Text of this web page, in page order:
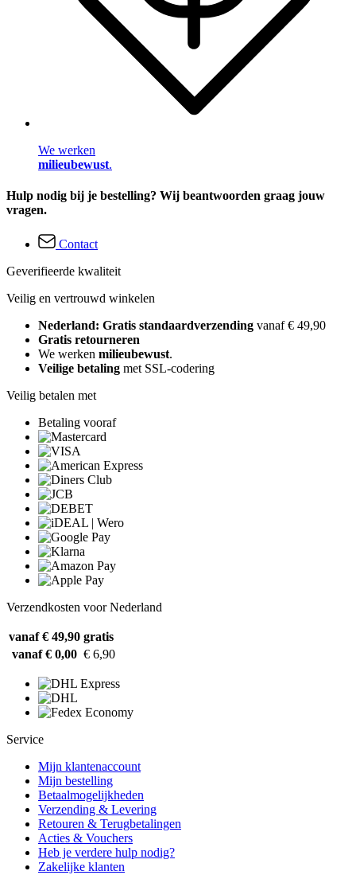
We werken
milieubewust.
Hulp nodig bij je bestelling? Wij beantwoorden graag jouw
vragen.
Contact
Geverifieerde kwaliteit
Veilig en vertrouwd winkelen
Nederland: Gratis standaardverzending vanaf € 49,90
Gratis retourneren
We werken milieubewust.
Veilige betaling met SSL-codering
Veilig betalen met
Betaling vooraf
Verzendkosten voor Nederland
vanaf € 49,90 gratis
vanaf € 0,00 € 6,90
Service
Mijn klantenaccount
Mijn bestelling
Betaalmogelijkheden
Verzending & Levering
Retouren & Terugbetalingen
Acties & Vouchers
Heb je verdere hulp nodig?
Zakelijke klanten